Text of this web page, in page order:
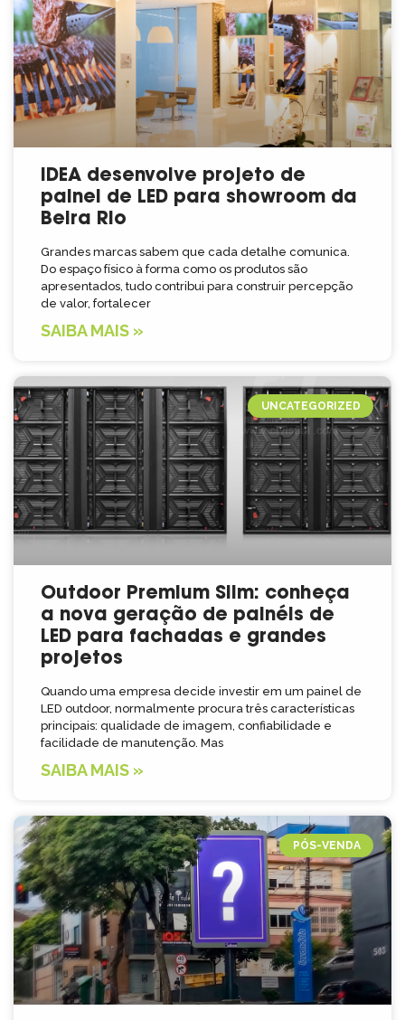
IDEA desenvolve projeto de
painel de LED para showroom da
Beira Rio
Grandes marcas sabem que cada detalhe comunica.
Do espaço físico à forma como os produtos são
apresentados, tudo contribui para construir percepção
de valor, fortalecer
SAIBA MAIS »
UNCATEGORIZED
Outdoor Premium Slim: conheça
a nova geração de painéis de
LED para fachadas e grandes
projetos
Quando uma empresa decide investir em um painel de
LED outdoor, normalmente procura três características
principais: qualidade de imagem, confiabilidade e
facilidade de manutenção. Mas
SAIBA MAIS »
PÓS-VENDA